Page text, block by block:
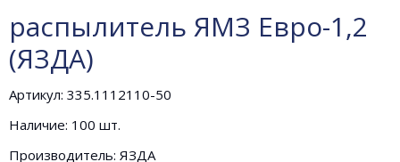
распылитель ЯМЗ Евро-1,2
(ЯЗДА)
Артикул: 335.1112110-50
Наличие: 100 шт.
Производитель: ЯЗДА